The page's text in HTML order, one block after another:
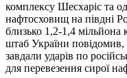
комплексу Шесхаріс та
нафтосховищ на півдні
близько 1,2-1,4 мільйона
штаб України повідомив,
завдали ударів по
для перевезення сирої